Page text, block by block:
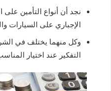
نجد أن أنواع التأمين
الإجباري على السيارات
وكل منهما يختلف في
التفكير عند اختيار